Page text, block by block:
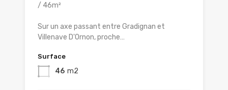
/ 46m²
Sur un axe passant entre Gradignan et
Villenave D'Ornon, proche…
Surface
46 m2